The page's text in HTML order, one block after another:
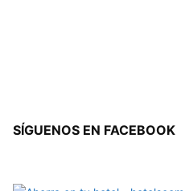
SÍGUENOS EN FACEBOOK